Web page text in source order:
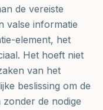
de vereiste
valse informatie
element, het
Het hoeft niet
van het
beslissing om de
de nodige